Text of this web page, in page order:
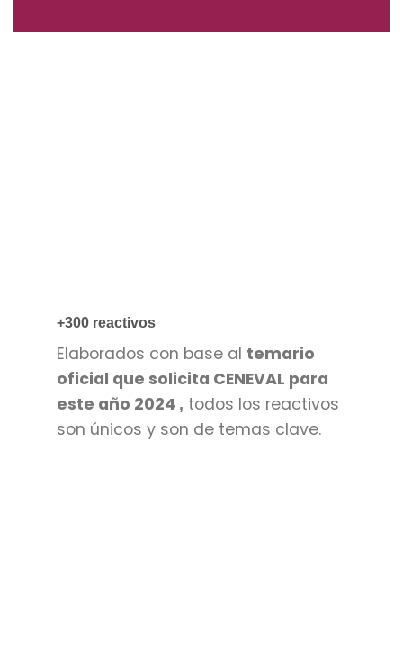
+300 reactivos
Elaborados con base al temario
oficial que solicita CENEVAL para
este año 2024 , todos los reactivos
son únicos y son de temas clave.